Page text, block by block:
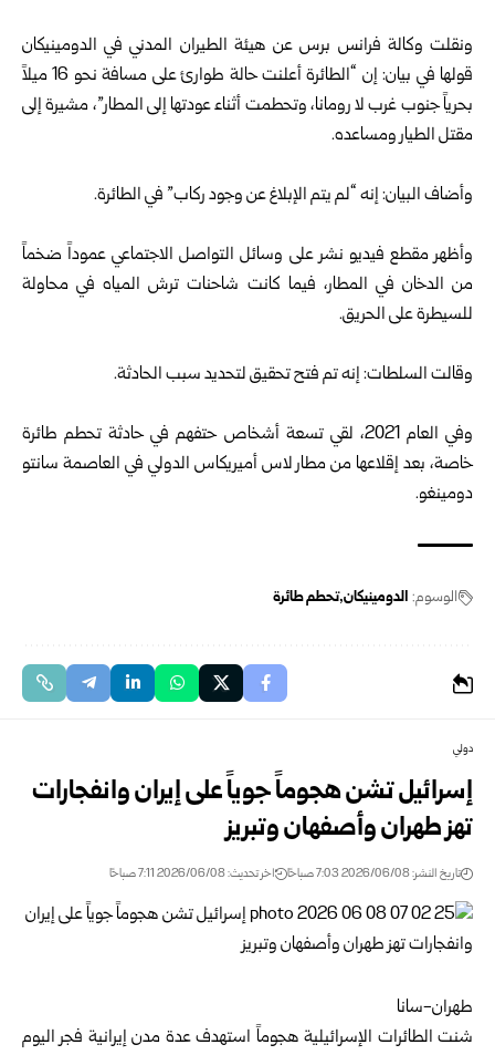
ونقلت وكالة فرانس برس عن هيئة الطيران المدني في الدومينيكان
قولها في بيان: إن “الطائرة أعلنت حالة طوارئ على مسافة نحو 16 ميلاً
بحرياً جنوب غرب لا رومانا، وتحطمت أثناء عودتها إلى المطار”، مشيرة إلى
مقتل الطيار ومساعده.
وأضاف البيان: إنه “لم يتم الإبلاغ عن وجود ركاب” في الطائرة.
وأظهر مقطع فيديو نشر على وسائل التواصل الاجتماعي عموداً ضخماً
من الدخان في المطار، فيما كانت شاحنات ترش المياه في محاولة
للسيطرة على الحريق.
وقالت السلطات: إنه تم فتح تحقيق لتحديد سبب الحادثة.
وفي العام 2021، لقي تسعة أشخاص حتفهم في حادثة تحطم طائرة
خاصة، بعد إقلاعها من مطار لاس أميريكاس الدولي في العاصمة سانتو
دومينغو.
الوسوم: الدومينيكان تحطم طائرة
دولي
إسرائيل تشن هجوماً جوياً على إيران وانفجارات
تهز طهران وأصفهان وتبريز
تاريخ النشر: 2026/06/08 7:03 صباحًا اخر تحديث: 2026/06/08 7:11 صباحًا
طهران-سانا
شنت الطائرات الإسرائيلية هجوماً استهدف عدة مدن إيرانية فجر اليوم